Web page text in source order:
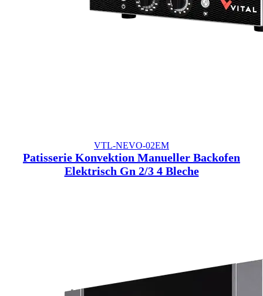
VTL-NEVO-02EM
Patisserie Konvektion Manueller Backofen
Elektrisch Gn 2/3 4 Bleche